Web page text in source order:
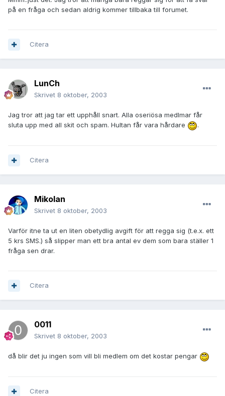
på en fråga och sedan aldrig kommer tillbaka till forumet.
Citera
LunCh
Skrivet 8 oktober, 2003
Jag tror att jag tar ett upphåll snart. Alla oseriösa medlmar får
sluta upp med all skit och spam. Hultan får vara hårdare
.
Citera
Mikolan
Skrivet 8 oktober, 2003
Varför itne ta ut en liten obetydlig avgift för att regga sig (t.e.x. ett
5 krs SMS.) så slipper man ett bra antal ev dem som bara ställer 1
fråga sen drar.
Citera
0011
Skrivet 8 oktober, 2003
då blir det ju ingen som vill bli medlem om det kostar pengar
Citera